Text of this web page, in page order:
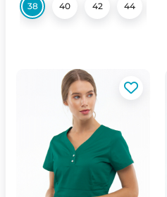
38 40 42 44